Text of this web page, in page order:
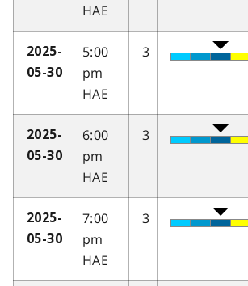
HAE
2025-
05-30
5:00
pm
HAE
3
2025-
05-30
6:00
pm
HAE
3
2025-
05-30
7:00
pm
HAE
3